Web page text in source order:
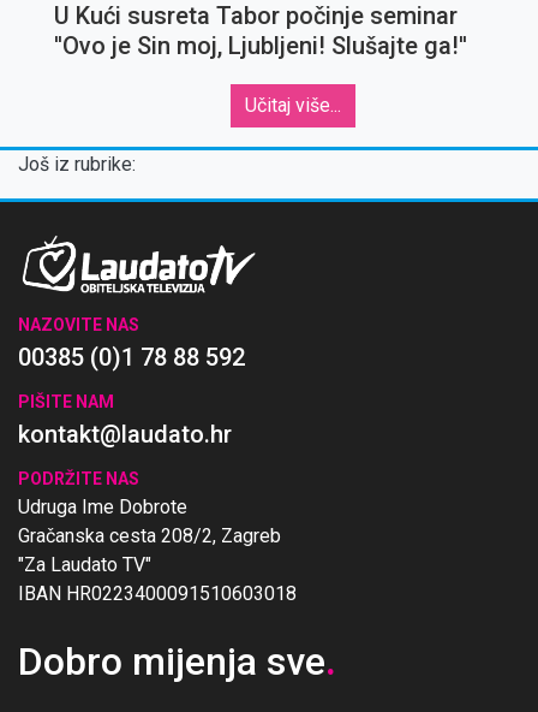
U Kući susreta Tabor počinje seminar
''Ovo je Sin moj, Ljubljeni! Slušajte ga!''
Učitaj više...
Još iz rubrike:
NAZOVITE NAS
00385 (0)1 78 88 592
PIŠITE NAM
kontakt@laudato.hr
PODRŽITE NAS
Udruga Ime Dobrote
Gračanska cesta 208/2, Zagreb
"Za Laudato TV"
IBAN HR0223400091510603018
Dobro mijenja sve.